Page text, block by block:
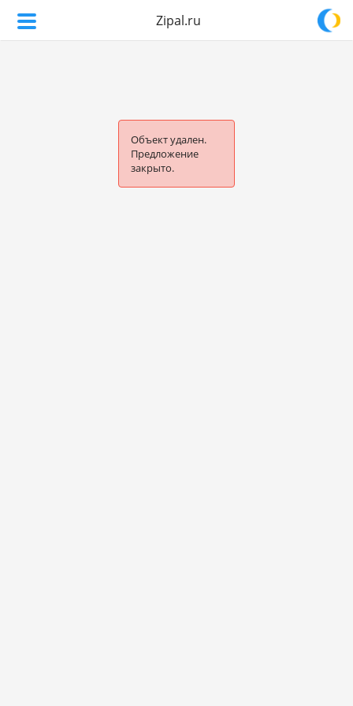
Zipal.ru
Объект удален.
Предложение
закрыто.